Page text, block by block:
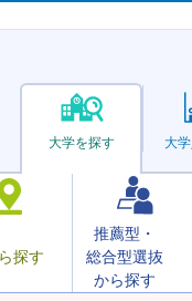
大学を探す
探す
推薦型・
総合型選抜
から探す
大学